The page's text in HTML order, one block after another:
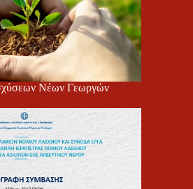
Νέων Γεωργών